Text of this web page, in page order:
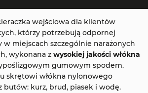
wejściowa dla klientów
którzy potrzebują odpornej
w miejscach szczególnie narażonych
wykonana z wysokiej jakości włókna
gumowym spodem.
skrętowi włókna nylonowego
butów: kurz, brud, piasek i wodę.